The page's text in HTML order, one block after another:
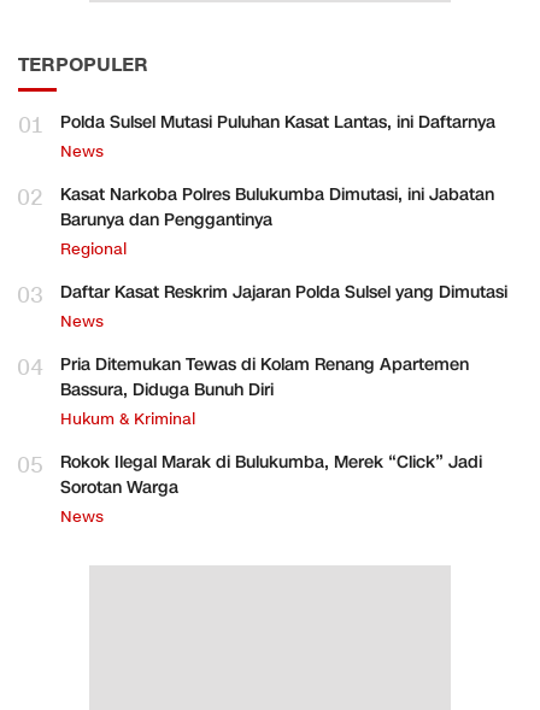
TERPOPULER
01 Polda Sulsel Mutasi Puluhan Kasat Lantas, ini Daftarnya
News
02
Kasat Narkoba Polres Bulukumba Dimutasi, ini Jabatan
Barunya dan Penggantinya
Regional
03 Daftar Kasat Reskrim Jajaran Polda Sulsel yang Dimutasi
News
04
Pria Ditemukan Tewas di Kolam Renang Apartemen
Bassura, Diduga Bunuh Diri
Hukum & Kriminal
05
Rokok Ilegal Marak di Bulukumba, Merek “Click” Jadi
Sorotan Warga
News